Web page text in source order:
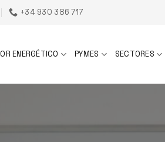
+34 930 386 717
ENERGÉTICO PYMES SECTORES